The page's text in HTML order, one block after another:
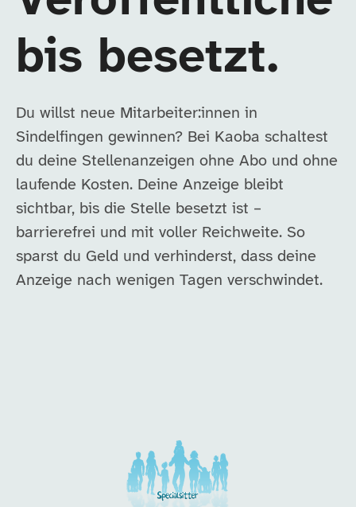
bis besetzt.
Du willst neue Mitarbeiter:innen in
Sindelfingen gewinnen? Bei Kaoba schaltest
du deine Stellenanzeigen ohne Abo und ohne
laufende Kosten. Deine Anzeige bleibt
sichtbar, bis die Stelle besetzt ist –
barrierefrei und mit voller Reichweite. So
sparst du Geld und verhinderst, dass deine
Anzeige nach wenigen Tagen verschwindet.
Unsere Arbeitgeber in